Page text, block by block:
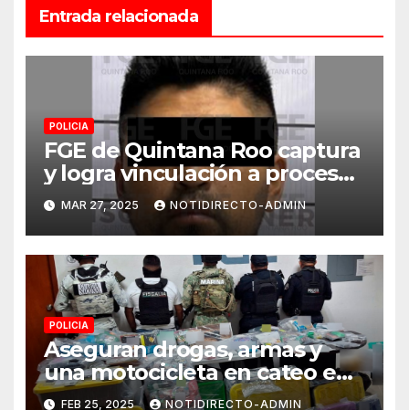
Entrada relacionada
POLICIA
FGE de Quintana Roo captura
y logra vinculación a proceso
para un masculino por
prostitución ajena en Playa
del Carmen
MAR 27, 2025 NOTIDIRECTO-ADMIN
POLICIA
Aseguran drogas, armas y
una motocicleta en cateo en
Solidaridad
FEB 25, 2025 NOTIDIRECTO-ADMIN